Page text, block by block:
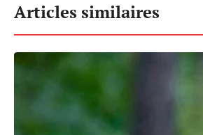
Articles similaires